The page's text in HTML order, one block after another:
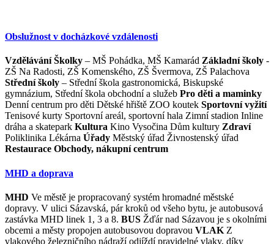
Obslužnost v docházkové vzdálenosti
Vzdělávání Školky – MŠ Pohádka, MŠ Kamarád Základní školy -
ZŠ Na Radosti, ZŠ Komenského, ZŠ Švermova, ZŠ Palachova
Střední školy – Střední škola gastronomická, Biskupské
gymnázium, Střední škola obchodní a služeb Pro děti a maminky
Denní centrum pro děti Dětské hřiště ZOO koutek Sportovní vyžití
Tenisové kurty Sportovní areál, sportovní hala Zimní stadion Inline
dráha a skatepark Kultura Kino Vysočina Dům kultury Zdraví
Poliklinika Lékárna Úřady Městský úřad Živnostenský úřad
Restaurace Obchody, nákupní centrum
MHD a doprava
MHD Ve městě je propracovaný systém hromadné městské
dopravy. V ulici Sázavská, pár kroků od všeho bytu, je autobusová
zastávka MHD linek 1, 3 a 8. BUS Žďár nad Sázavou je s okolními
obcemi a městy propojen autobusovou dopravou VLAK Z
vlakového železničního nádraží odjíždí pravidelné vlaky, díky